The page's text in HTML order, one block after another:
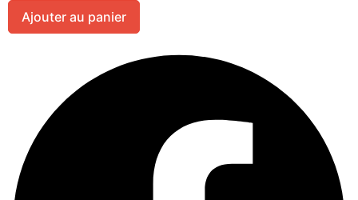
Ajouter au panier